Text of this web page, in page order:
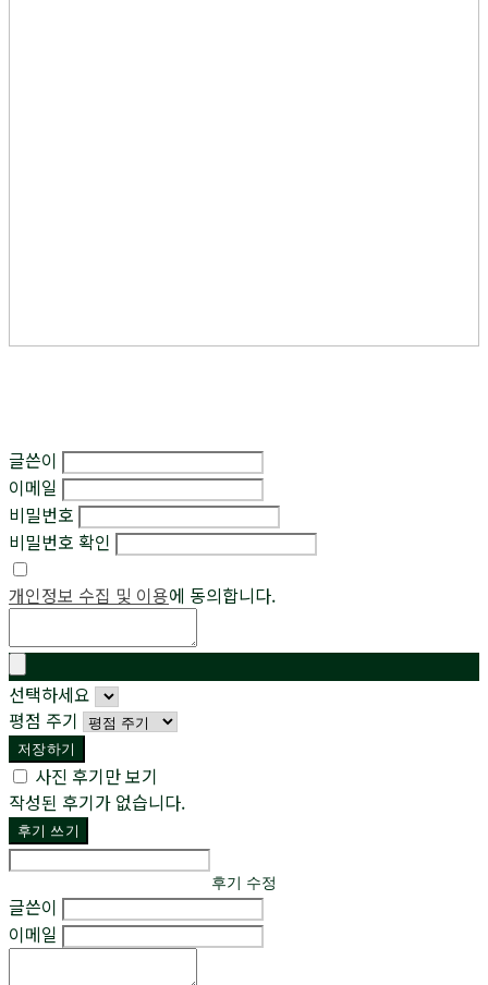
글쓴이
이메일
비밀번호
비밀번호 확인
개인정보 수집 및 이용에 동의합니다.
선택하세요
평점 주기
저장하기
사진 후기만 보기
작성된 후기가 없습니다.
후기 쓰기
후기 수정
글쓴이
이메일